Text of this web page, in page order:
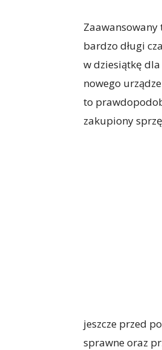
bardzo długi
w dziesiątkę
nowego
to
zakupiony
jeszcze przed
sprawne oraz